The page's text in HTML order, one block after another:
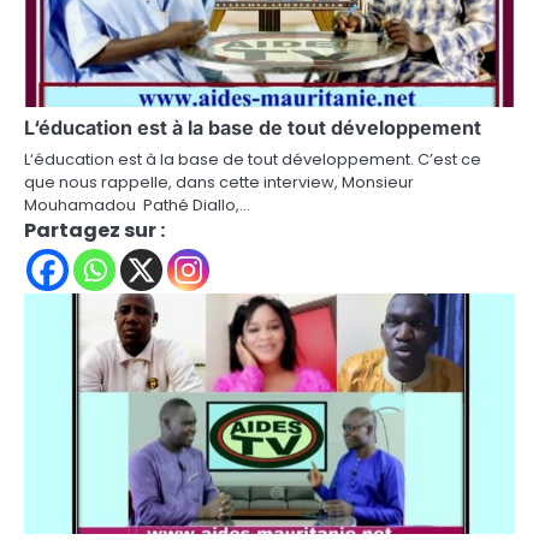
L‘éducation est à la base de tout développement
L‘éducation est à la base de tout développement. C’est ce
que nous rappelle, dans cette interview, Monsieur
Mouhamadou Pathé Diallo,…
Partagez sur :